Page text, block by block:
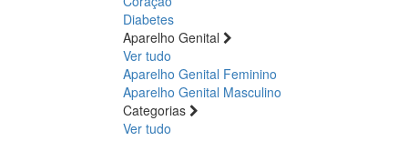
Diabetes
Aparelho Genital
Ver tudo
Aparelho Genital Feminino
Aparelho Genital Masculino
Categorias
Ver tudo